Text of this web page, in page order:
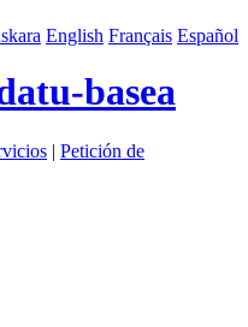
English Français Español
basea
| Petición de